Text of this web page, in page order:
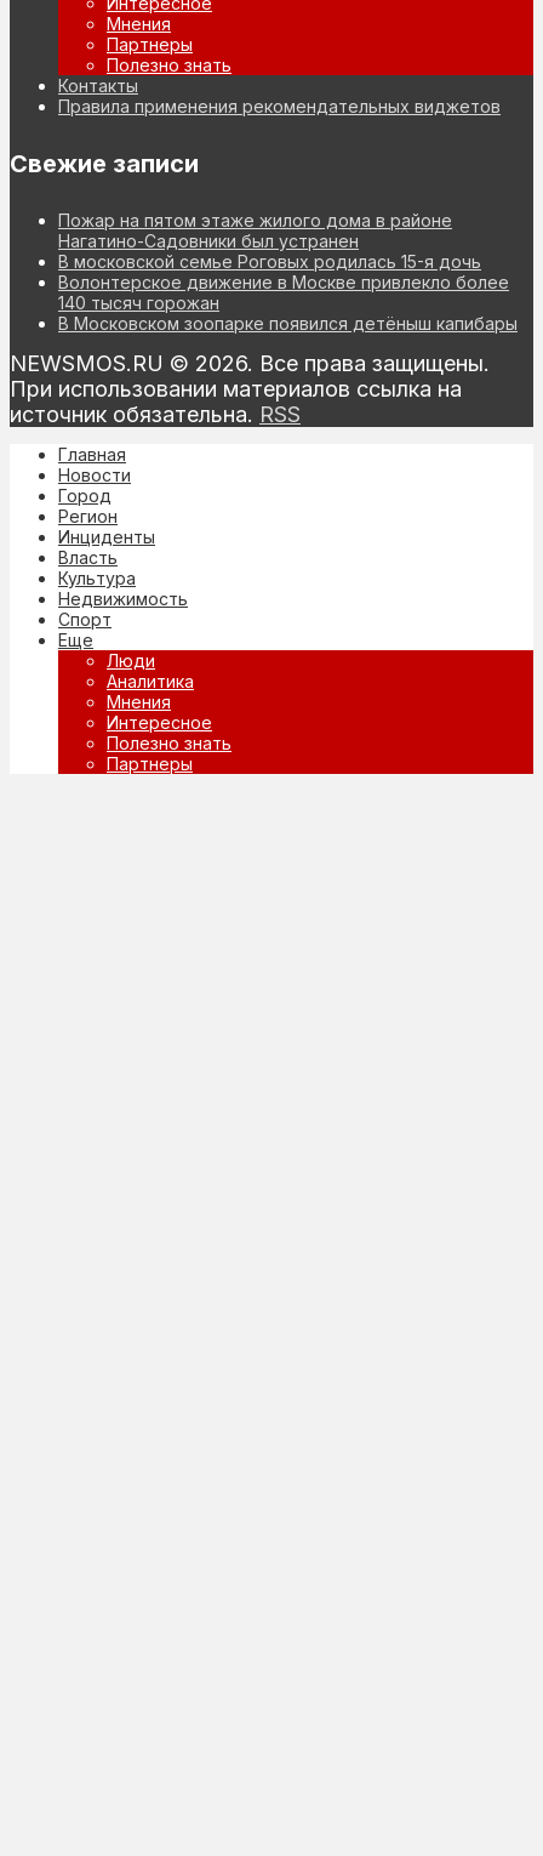
Мнения
Партнеры
Полезно знать
Контакты
Правила применения рекомендательных виджетов
Свежие записи
Пожар на пятом этаже жилого дома в районе
Нагатино-Садовники был устранен
В московской семье Роговых родилась 15-я дочь
Волонтерское движение в Москве привлекло более
140 тысяч горожан
В Московском зоопарке появился детёныш капибары
NEWSMOS.RU © 2026. Все права защищены.
При использовании материалов ссылка на
источник обязательна. RSS
Главная
Новости
Город
Регион
Инциденты
Власть
Культура
Недвижимость
Спорт
Еще
Люди
Аналитика
Мнения
Интересное
Полезно знать
Партнеры